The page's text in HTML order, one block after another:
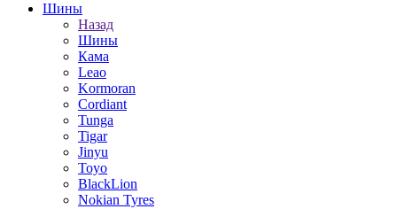
Шины
Назад
Шины
Кама
Leao
Kormoran
Cordiant
Tunga
Tigar
Jinyu
Toyo
BlackLion
Nokian Tyres